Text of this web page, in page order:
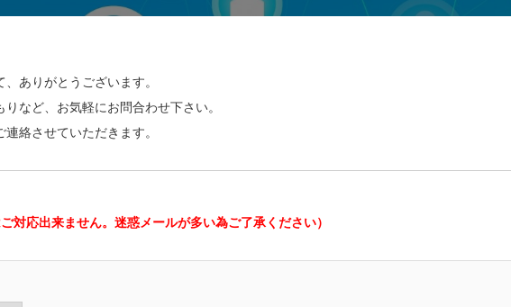
ありがとうございます。
など、お気軽にお問合わせ下さい。
絡させていただきます。
対応出来ません。迷惑メールが多い為ご了承ください）